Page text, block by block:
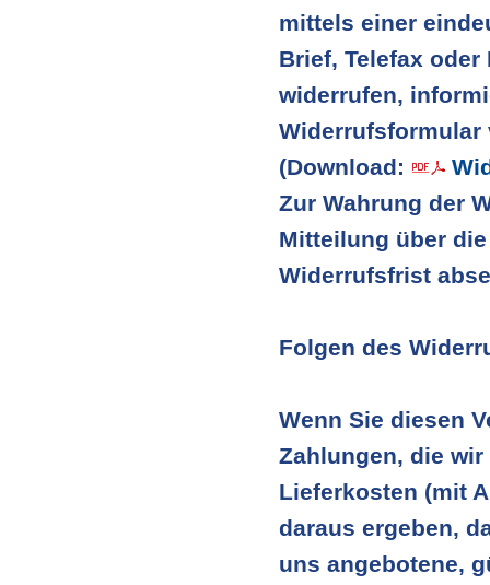
mittels einer
Brief, Telefax
widerrufen,
Widerrufsformular
(Download:
Zur Wahrung der
Mitteilung über
Widerrufsfrist
Folgen des
Wenn Sie diesen
Zahlungen, die
Lieferkosten (mit
daraus ergeben,
uns angebotene,